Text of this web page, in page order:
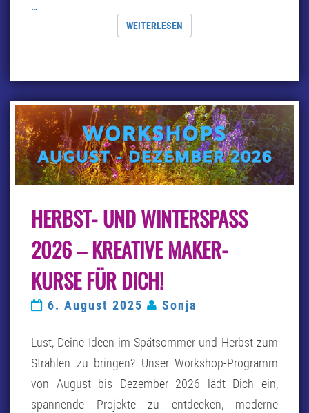
…
WEITERLESEN
UND
WINTERSPASS 2
K
AKER-K
URSE F
ÜR D
HERBST- UND WINTERSPASS 2
026 – KREATIVE MAKER-K
URSE FÜR DICH!
6. August 2025 Sonja
Lust, Deine Ideen im Spätsommer und Herbst zum
Strahlen zu bringen? Unser Workshop-Programm
von August bis Dezember 2026 lädt Dich ein,
spannende Projekte zu entdecken, moderne